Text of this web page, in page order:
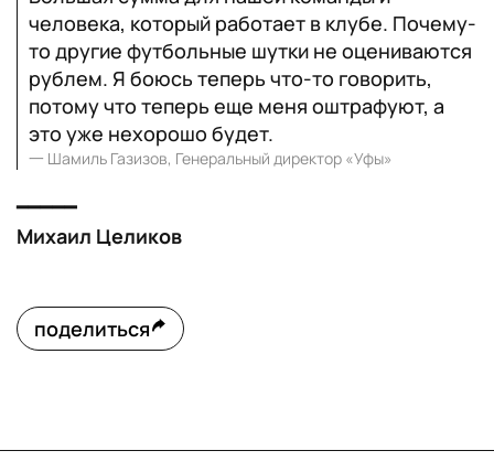
человека, который работает в клубе. Почему-
то другие футбольные шутки не оцениваются
рублем. Я боюсь теперь что-то говорить,
потому что теперь еще меня оштрафуют, а
это уже нехорошо будет.
一 Шамиль Газизов, Генеральный директор «Уфы»
━━━━━
Михаил Целиков
поделиться